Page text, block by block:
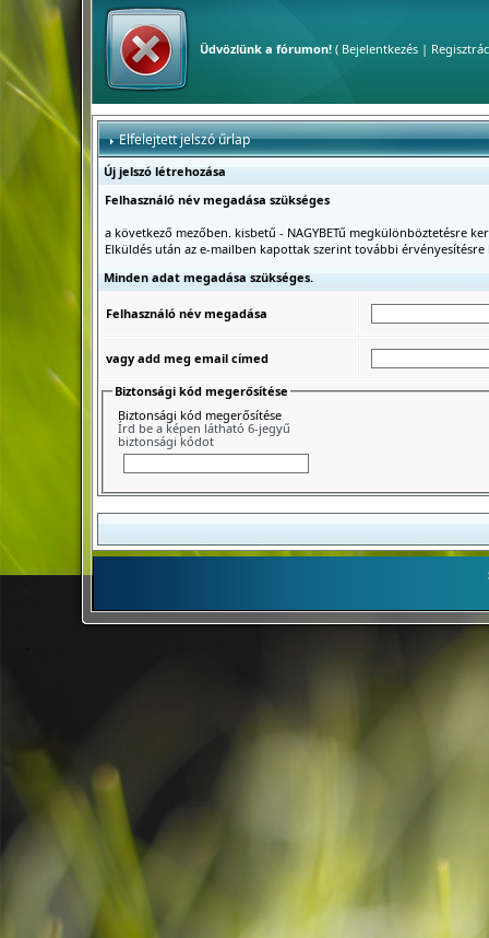
Üdvözlünk a fórumon!( Bejelentkezés|
Elfelejtett jelszó űrlap
Új jelszó létrehozása
Felhasználó név megadása szükséges
a következő mezőben. kisbetű - NAGYBETű megkülönböztetésre
Elküldés után az e-mailben kapottak szerint további
Minden adat megadása szükséges.
Felhasználó név megadása
vagy add meg email címed
Biztonsági kód megerősítése
Biztonsági kód megerősítése
Írd be a képen látható 6-jegyű
biztonsági kódot